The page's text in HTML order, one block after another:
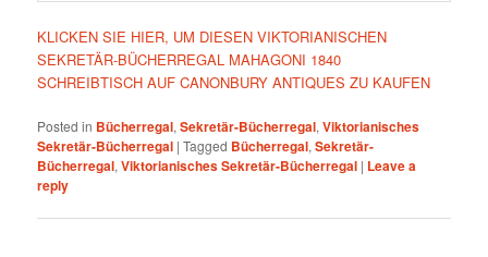
KLICKEN SIE HIER, UM DIESEN VIKTORIANISCHEN
SEKRETÄR-BÜCHERREGAL MAHAGONI 1840
SCHREIBTISCH AUF CANONBURY ANTIQUES ZU KAUFEN
Posted in Bücherregal,Sekretär-Bücherregal,Viktorianisches
Sekretär-Bücherregal |Tagged Bücherregal,Sekretär-
Bücherregal,Viktorianisches Sekretär-Bücherregal | Leave a
reply